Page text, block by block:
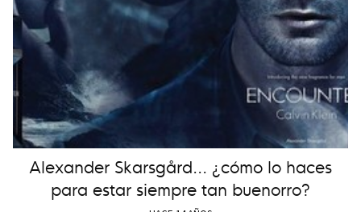
Alexander Skarsgård... ¿cómo lo haces
para estar siempre tan buenorro?